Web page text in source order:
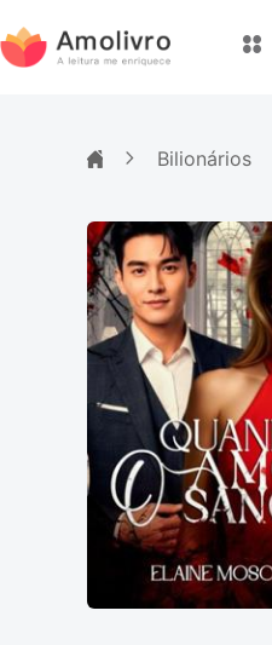
Bilionários